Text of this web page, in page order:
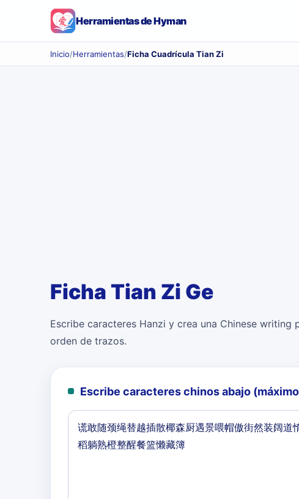
Herramientas de Hyman
Inicio/Herramientas/Ficha Cuadrícula Tian Zi
Ficha Tian Zi Ge
Escribe caracteres Hanzi y crea una Chinese
orden de trazos.
Escribe caracteres chinos abajo